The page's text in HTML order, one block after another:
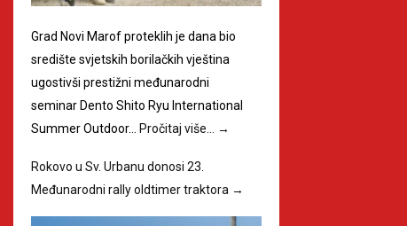
Grad Novi Marof proteklih je dana bio
središte svjetskih borilačkih vještina
ugostivši prestižni međunarodni
seminar Dento Shito Ryu International
Summer Outdoor… Pročitaj više… →
Rokovo u Sv. Urbanu donosi 23.
Međunarodni rally oldtimer traktora →